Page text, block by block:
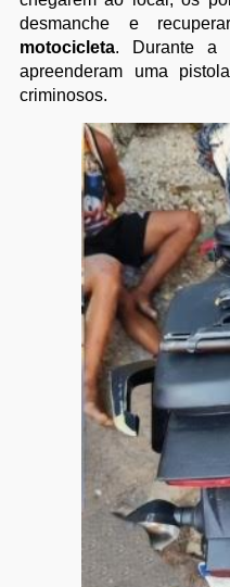
desmanche e
motocicleta. Durante a
apreenderam uma
criminosos.